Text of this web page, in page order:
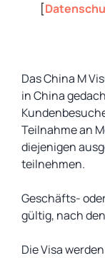
[
Das China M
in China
Teilnahme an
diejenigen
teilnehmen.
Geschäfts-
gültig, nach
Die Visa